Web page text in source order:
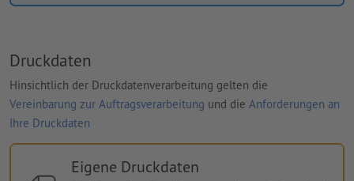
Druckdaten
Hinsichtlich der Druckdatenverarbeitung gelten die
Vereinbarung zur Auftragsverarbeitung und die Anforderungen an
Ihre Druckdaten
Eigene Druckdaten